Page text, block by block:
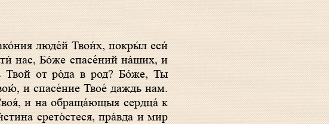
нас, Бо́же спасе́ний на́ших, и
Твой от ро́да в род? Бо́же, Ты
и спасе́ние Твое́ даждь нам.
и на обраща́ющыя сердца́ к
срето́стеся, пра́вда и мир